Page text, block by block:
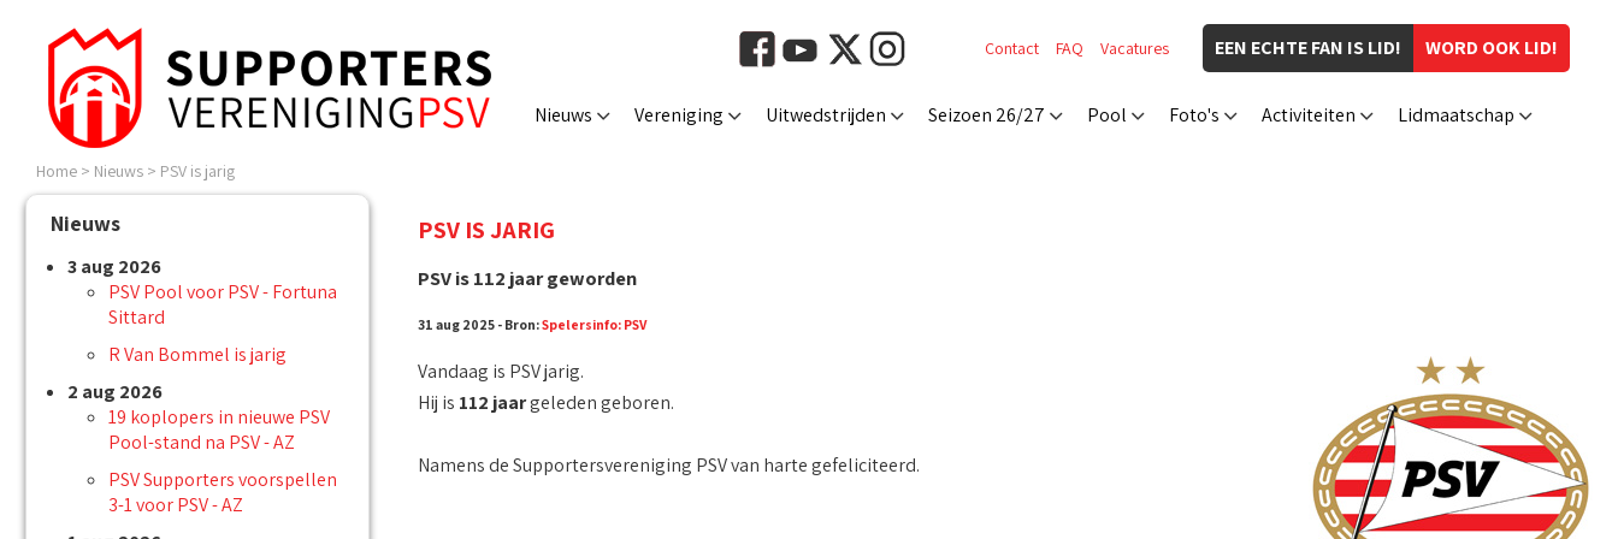
WORD OOK LID!
EEN ECHTE FAN IS LID!
Contact FAQ Vacatures
Nieuws Vereniging Uitwedstrijden Seizoen 26/27 Pool Foto's Activiteiten Lidmaatschap
Home > Nieuws > PSV is jarig
Nieuws
3 aug 2026
PSV Pool voor PSV - Fortuna
Sittard
R Van Bommel is jarig
2 aug 2026
19 koplopers in nieuwe PSV
Pool-stand na PSV - AZ
PSV Supporters voorspellen
3-1 voor PSV - AZ
PSV IS JARIG
PSV is 112 jaar geworden
31 aug 2025 - Bron:Spelersinfo: PSV
Vandaag is PSV jarig.
Hij is 112 jaargeleden geboren.
Namens de Supportersvereniging PSV van harte gefeliciteerd.